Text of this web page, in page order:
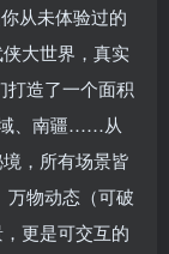
从未体验过的
大世界，真实
打造了一个面积
、南疆……从
，所有场景皆
万物动态（可破
更是可交互的